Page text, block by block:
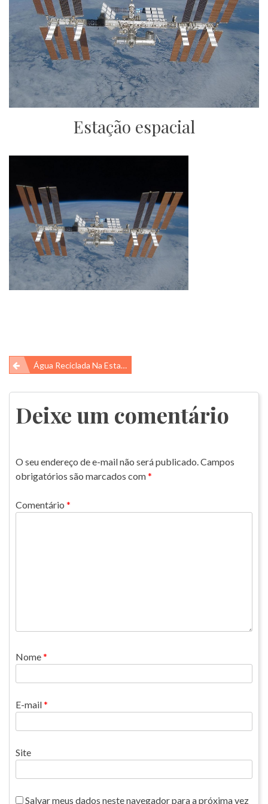
Estação espacial
Navegação
de
Post
Água Reciclada Na Estação Espacial Internacional
Deixe um comentário
O seu endereço de e-mail não será publicado.Campos
obrigatórios são marcados com*
Comentário *
Nome*
E-mail*
Site
Salvar meus dados neste navegador para a próxima vez